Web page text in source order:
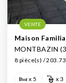
VENTE
MONTBAZIN
8 pièce(s) / 203.73
x 3
x 5